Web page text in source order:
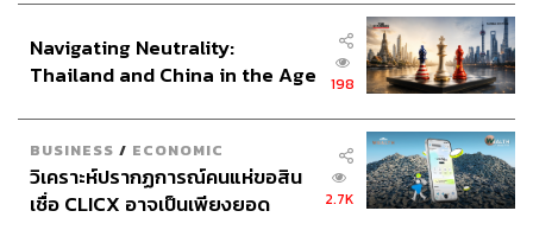
Navigating Neutrality:
Thailand and China in the Age
198
BUSINESS / ECONOMIC
วิเคราะห์ปรากฏการณ์คนแห่ขอสิน
เชื่อ CLICX อาจเป็นเพียงยอด
2.7K